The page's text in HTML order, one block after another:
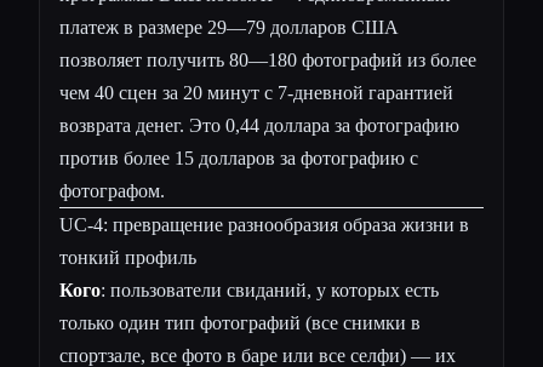
платеж в размере 29—79 долларов США
позволяет получить 80—180 фотографий из более
чем 40 сцен за 20 минут с 7-дневной гарантией
возврата денег. Это 0,44 доллара за фотографию
против более 15 долларов за фотографию с
фотографом.
UC-4: превращение разнообразия образа жизни в
тонкий профиль
Кого: пользователи свиданий, у которых есть
только один тип фотографий (все снимки в
спортзале, все фото в баре или все селфи) — их